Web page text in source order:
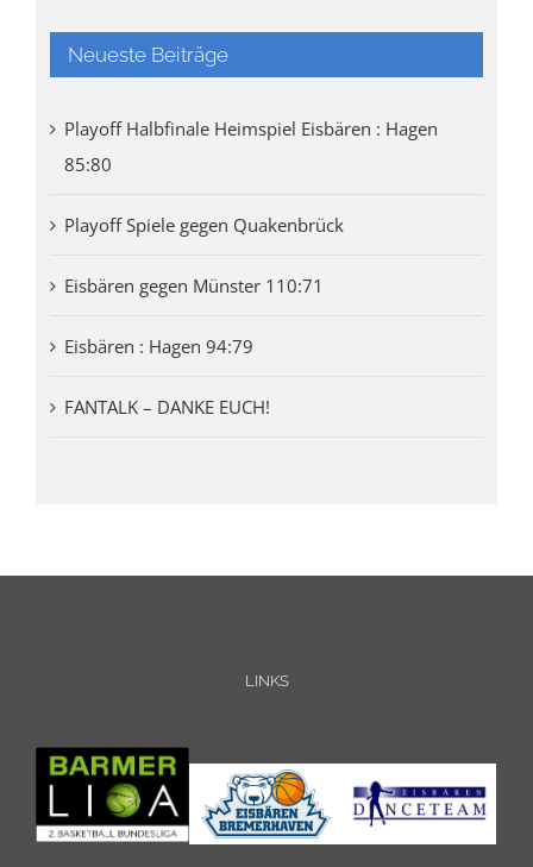
Neueste Beiträge
Playoff Halbfinale Heimspiel Eisbären : Hagen
85:80
Playoff Spiele gegen Quakenbrück
Eisbären gegen Münster 110:71
Eisbären : Hagen 94:79
FANTALK – DANKE EUCH!
LINKS